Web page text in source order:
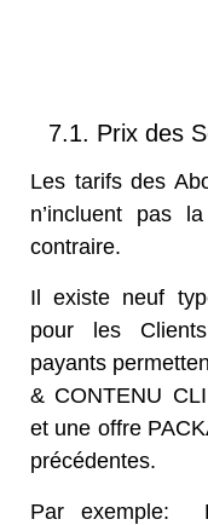
7.1. Prix des
Les tarifs des
n’incluent pas
contraire.
Il existe neuf
pour les
payants
& CONTENU
et une offre
précédentes.
Par exemple: